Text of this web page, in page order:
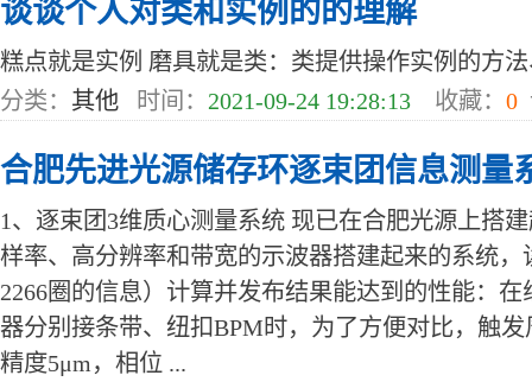
谈谈个人对类和实例的的理解
糕点就是实例 磨具就是类：类提供操作实例的方
分类： 其他 时间： 2021-09-24 19:28:13 收藏： 0
合肥先进光源储存环逐束团信息测量
1、逐束团3维质心测量系统 现已在合肥光源上搭
样率、高分辨率和带宽的示波器搭建起来的系统，
2266圈的信息）计算并发布结果能达到的性能：
器分别接条带、纽扣BPM时，为了方便对比，触
精度5μm，相位 ...